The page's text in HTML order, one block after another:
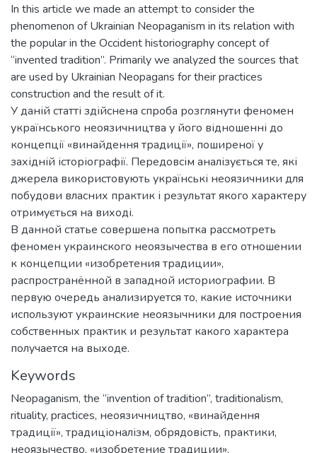
In this article we made an attempt to consider the
phenomenon of Ukrainian Neopaganism in its relation with
the popular in the Occident historiography concept of
“invented tradition”. Primarily we analyzed the sources that
are used by Ukrainian Neopagans for their practices
construction and the result of it.
У даній статті здійснена спроба розглянути феномен
українського неоязичництва у його відношенні до
концепції «винайдення традиції», поширеної у
західній історіографії. Передовсім аналізується те, які
джерела використовують українські неоязичники для
побудови власних практик і результат якого характеру
отримується на виході.
В данной статье совершена попытка рассмотреть
феномен украинского неоязычества в его отношении
к концепции «изобретения традиции»,
распространённой в западной историографии. В
первую очередь анализируется то, какие источники
используют украинские неоязычники для построения
собственных практик и результат какого характера
получается на выходе.
Keywords
Neopaganism, the “invention of tradition”, traditionalism,
rituality, practices, неоязичництво, «винайдення
традиції», традиціоналізм, обрядовість, практики,
неоязычество, «изобретение традиции»,